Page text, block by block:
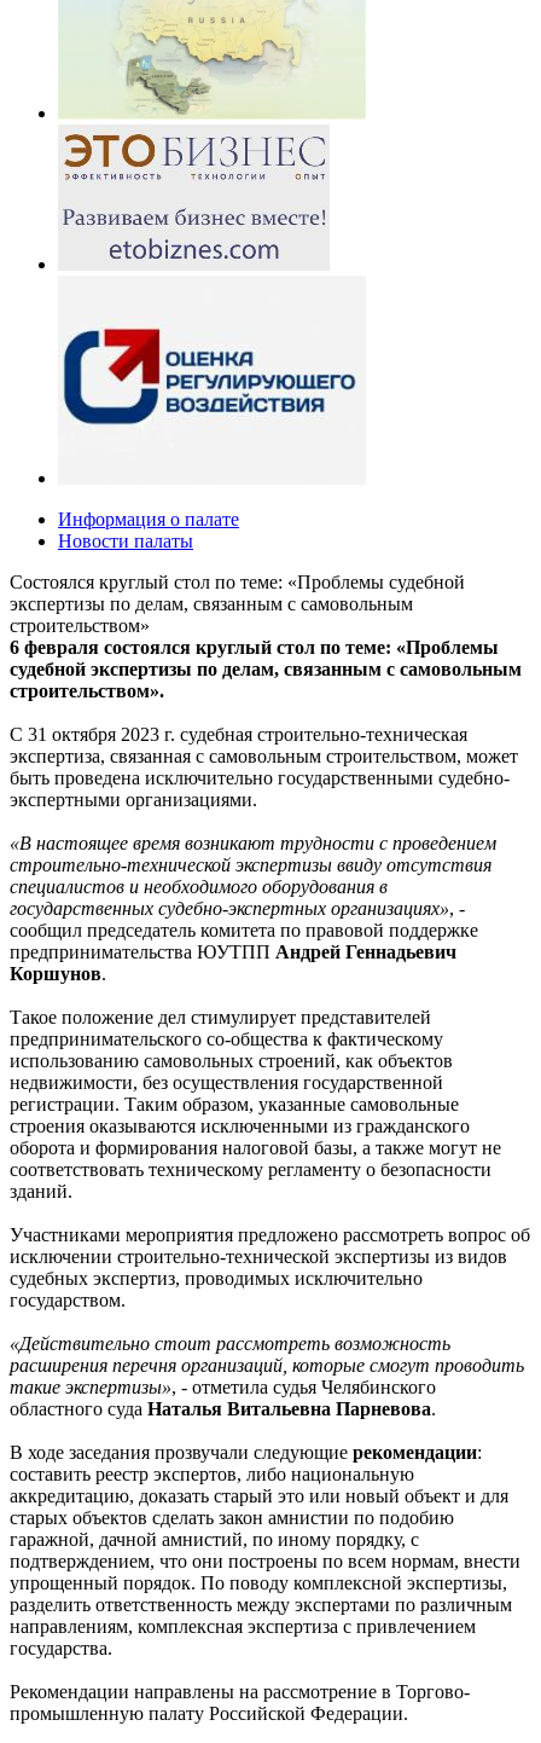
Информация о палате
Новости палаты
Состоялся круглый стол по теме: «Проблемы судебной
экспертизы по делам, связанным с самовольным
строительством»
6 февраля состоялся круглый стол по теме: «Проблемы
судебной экспертизы по делам, связанным с самовольным
строительством».
С 31 октября 2023 г. судебная строительно-техническая
экспертиза, связанная с самовольным строительством, может
быть проведена исключительно государственными судебно-
экспертными организациями.
«В настоящее время возникают трудности с проведением
строительно-технической экспертизы ввиду отсутствия
специалистов и необходимого оборудования в
государственных судебно-экспертных организациях», -
сообщил председатель комитета по правовой поддержке
предпринимательства ЮУТПП Андрей Геннадьевич
Коршунов.
Такое положение дел стимулирует представителей
предпринимательского со-общества к фактическому
использованию самовольных строений, как объектов
недвижимости, без осуществления государственной
регистрации. Таким образом, указанные самовольные
строения оказываются исключенными из гражданского
оборота и формирования налоговой базы, а также могут не
соответствовать техническому регламенту о безопасности
зданий.
Участниками мероприятия предложено рассмотреть вопрос об
исключении строительно-технической экспертизы из видов
судебных экспертиз, проводимых исключительно
государством.
«Действительно стоит рассмотреть возможность
расширения перечня организаций, которые смогут проводить
такие экспертизы», - отметила судья Челябинского
областного суда Наталья Витальевна Парневова.
В ходе заседания прозвучали следующие рекомендации:
составить реестр экспертов, либо национальную
аккредитацию, доказать старый это или новый объект и для
старых объектов сделать закон амнистии по подобию
гаражной, дачной амнистий, по иному порядку, с
подтверждением, что они построены по всем нормам, внести
упрощенный порядок. По поводу комплексной экспертизы,
разделить ответственность между экспертами по различным
направлениям, комплексная экспертиза с привлечением
государства.
Рекомендации направлены на рассмотрение в Торгово-
промышленную палату Российской Федерации.